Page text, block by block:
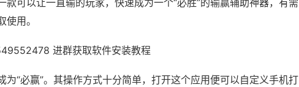
款可以让一直输的玩家，快速成为一个“必胜”的输赢辅助神器，有需
用。
进群获取软件安装教程
为“必赢”。其操作方式十分简单，打开这个应用便可以自定义手机打